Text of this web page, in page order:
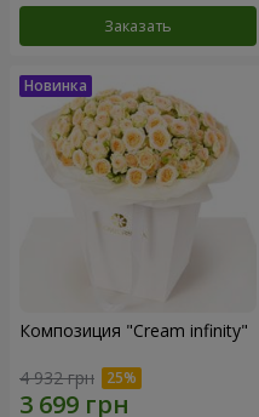
Заказать
Композиция "Cream infinity"
4 932 грн